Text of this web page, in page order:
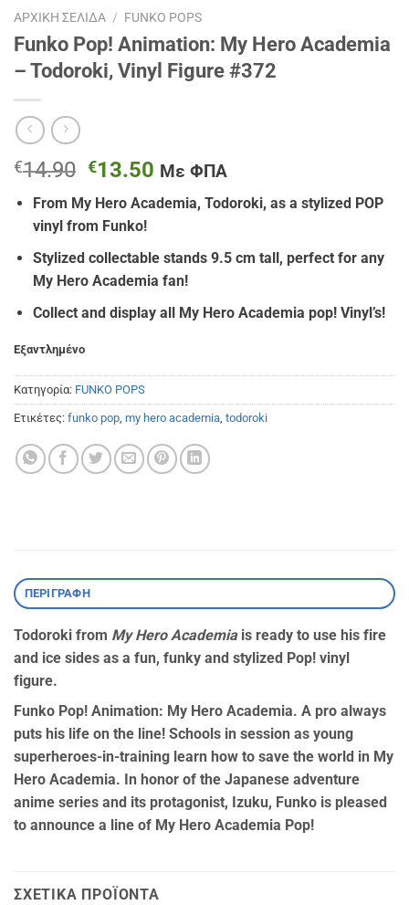
ΑΡΧΙΚΉ ΣΕΛΊΔΑ / FUNKO POPS
Funko Pop! Animation: My Hero Academia
– Todoroki, Vinyl Figure #372
€14.90 Original
price
was:
€14.90.
€13.50 Η
τρέχουσα
τιμή
€13.50.
Με ΦΠΑ
From My Hero Academia, Todoroki, as a stylized POP
vinyl from Funko!
Stylized collectable stands 9.5 cm tall, perfect for any
My Hero Academia fan!
Collect and display all My Hero Academia pop! Vinyl’s!
Εξαντλημένο
Κατηγορία: FUNKO POPS
Ετικέτες: funko pop, my hero academia, todoroki
ΠΕΡΙΓΡΑΦΉ
Todoroki from My Hero Academiais ready to use his fire
and ice sides as a fun, funky and stylized Pop! vinyl
figure.
Funko Pop! Animation: My Hero Academia. A pro always
puts his life on the line! Schools in session as young
superheroes-in-training learn how to save the world in My
Hero Academia. In honor of the Japanese adventure
anime series and its protagonist, Izuku, Funko is pleased
to announce a line of My Hero Academia Pop!
ΣΧΕΤΙΚΆ ΠΡΟΪΌΝΤΑ